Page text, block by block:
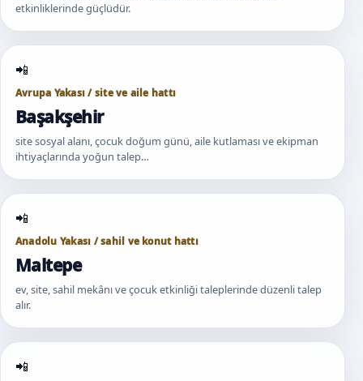
etkinliklerinde güçlüdür.
Avrupa Yakası / site ve aile hattı
Başakşehir
site sosyal alanı, çocuk doğum günü, aile kutlaması ve ekipman
ihtiyaçlarında yoğun talep…
Anadolu Yakası / sahil ve konut hattı
Maltepe
ev, site, sahil mekânı ve çocuk etkinliği taleplerinde düzenli talep
alır.